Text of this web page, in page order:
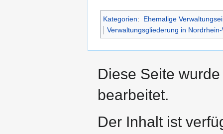
Kategorien:
Ehemalige
Verwaltungsgliederung in
Diese Seite
bearbeitet.
Der Inhalt ist